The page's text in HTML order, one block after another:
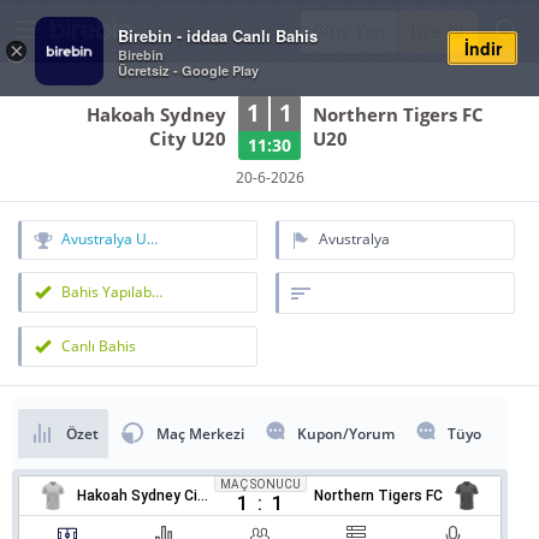
×
Birebin - iddaa Canlı Bahis
Birebin
Ücretsiz - Google Play
İndir
Giriş Yap Üye Ol
Hakoah Sydney
City U20
1 1
11:30
Northern Tigers FC
U20
20-6-2026
Avustralya U20 NPL 2, Y.G.G. Avustralya
Bahis Yapılabilir
Canlı Bahis
Özet Maç Merkezi Kupon/Yorum Tüyo
Hakoah Sydney City East FC
MAÇ SONUCU
1 : 1 Northern Tigers FC